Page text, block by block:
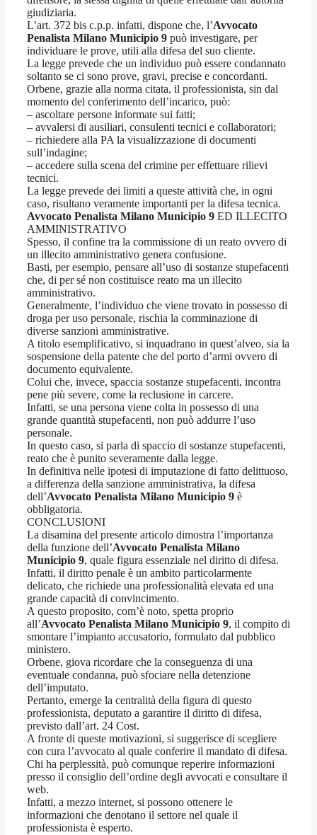
giudiziaria.
L’art. 372 bis c.p.p. infatti, dispone che, l’Avvocato
Penalista Milano Municipio 9 può investigare, per
individuare le prove, utili alla difesa del suo cliente.
La legge prevede che un individuo può essere condannato
soltanto se ci sono prove, gravi, precise e concordanti.
Orbene, grazie alla norma citata, il professionista, sin dal
momento del conferimento dell’incarico, può:
– ascoltare persone informate sui fatti;
– avvalersi di ausiliari, consulenti tecnici e collaboratori;
– richiedere alla PA la visualizzazione di documenti
sull’indagine;
– accedere sulla scena del crimine per effettuare rilievi
tecnici.
La legge prevede dei limiti a queste attività che, in ogni
caso, risultano veramente importanti per la difesa tecnica.
Avvocato Penalista Milano Municipio 9 ED ILLECITO
AMMINISTRATIVO
Spesso, il confine tra la commissione di un reato ovvero di
un illecito amministrativo genera confusione.
Basti, per esempio, pensare all’uso di sostanze stupefacenti
che, di per sé non costituisce reato ma un illecito
amministrativo.
Generalmente, l’individuo che viene trovato in possesso di
droga per uso personale, rischia la comminazione di
diverse sanzioni amministrative.
A titolo esemplificativo, si inquadrano in quest’alveo, sia la
sospensione della patente che del porto d’armi ovvero di
documento equivalente.
Colui che, invece, spaccia sostanze stupefacenti, incontra
pene più severe, come la reclusione in carcere.
Infatti, se una persona viene colta in possesso di una
grande quantità stupefacenti, non può addurre l’uso
personale.
In questo caso, si parla di spaccio di sostanze stupefacenti,
reato che è punito severamente dalla legge.
In definitiva nelle ipotesi di imputazione di fatto delittuoso,
a differenza della sanzione amministrativa, la difesa
dell’Avvocato Penalista Milano Municipio 9 è
obbligatoria.
CONCLUSIONI
La disamina del presente articolo dimostra l’importanza
della funzione dell’Avvocato Penalista Milano
Municipio 9, quale figura essenziale nel diritto di difesa.
Infatti, il diritto penale è un ambito particolarmente
delicato, che richiede una professionalità elevata ed una
grande capacità di convincimento.
A questo proposito, com’è noto, spetta proprio
all’Avvocato Penalista Milano Municipio 9, il compito di
smontare l’impianto accusatorio, formulato dal pubblico
ministero.
Orbene, giova ricordare che la conseguenza di una
eventuale condanna, può sfociare nella detenzione
dell’imputato.
Pertanto, emerge la centralità della figura di questo
professionista, deputato a garantire il diritto di difesa,
previsto dall’art. 24 Cost.
A fronte di queste motivazioni, si suggerisce di scegliere
con cura l’avvocato al quale conferire il mandato di difesa.
Chi ha perplessità, può comunque reperire informazioni
presso il consiglio dell’ordine degli avvocati e consultare il
web.
Infatti, a mezzo internet, si possono ottenere le
informazioni che denotano il settore nel quale il
professionista è esperto.